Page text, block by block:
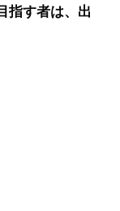
指す者は、出